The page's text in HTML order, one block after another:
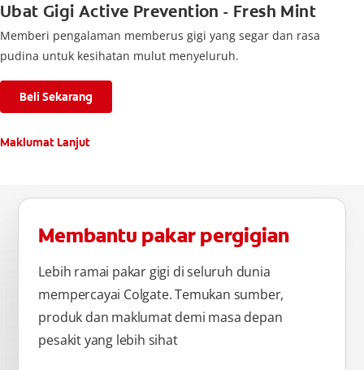
Ubat Gigi Active Prevention - Fresh Mint
Memberi pengalaman memberus gigi yang segar dan rasa
pudina untuk kesihatan mulut menyeluruh.
Beli Sekarang
Maklumat Lanjut
Membantu pakar pergigian
Lebih ramai pakar gigi di seluruh dunia
mempercayai Colgate. Temukan sumber,
produk dan maklumat demi masa depan
pesakit yang lebih sihat